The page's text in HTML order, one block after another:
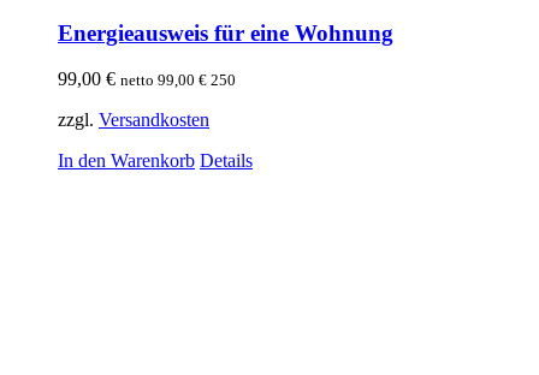
Energieausweis für eine Wohnung
99,00 € netto 99,00 € 250
zzgl. Versandkosten
In den Warenkorb Details